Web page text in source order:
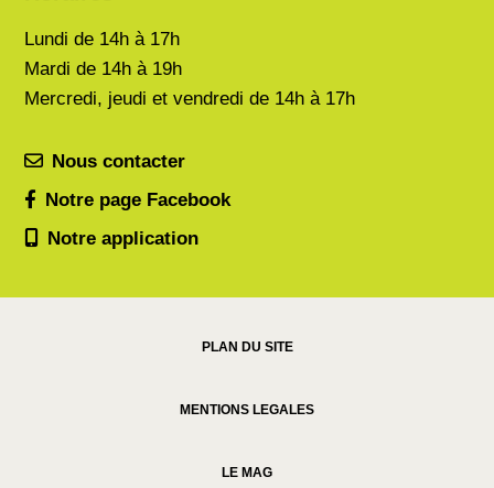
Lundi de 14h à 17h
Mardi de 14h à 19h
Mercredi, jeudi et vendredi de 14h à 17h
Nous contacter
Notre page Facebook
Notre application
PLAN DU SITE
MENTIONS LEGALES
LE MAG